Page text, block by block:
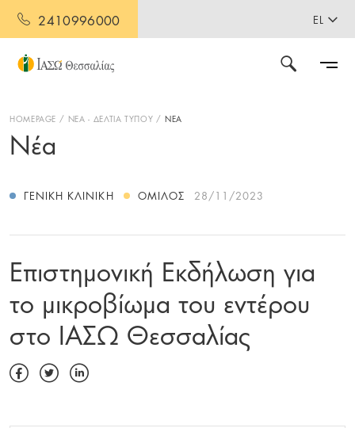
2410996000 EL
HOMEPAGE ΝΕΑ - ΔΕΛΤΙΑ ΤΥΠΟΥ ΝΕΑ
Νέα
ΓΕΝΙΚΉ ΚΛΙΝΙΚΉ ΌΜΙΛΟΣ 28/11/2023
Επιστημονική Εκδήλωση για
το μικροβίωμα του εντέρου
στο ΙΑΣΩ Θεσσαλίας